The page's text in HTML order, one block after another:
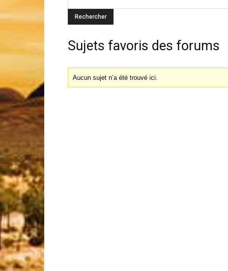
Sujets favoris des forums
Aucun sujet n’a été trouvé ici.